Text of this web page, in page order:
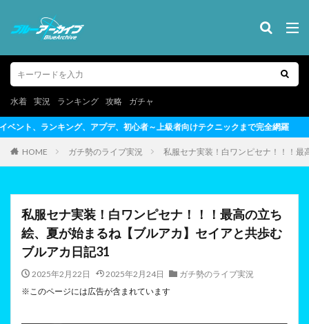
水着 実況 ランキング 攻略 ガチャ
級者向けテクニックまで完全網羅
HOME ガチ勢のライブ実況 私服セナ実装！白ワンピセナ！！！
私服セナ実装！白ワンピセナ！！！最高の立ち
絵、夏が始まるね【ブルアカ】セイアと共歩む
ブルアカ日記31
2025年2月22日 2025年2月24日
ガチ勢のライブ実況
※このページには広告が含まれています